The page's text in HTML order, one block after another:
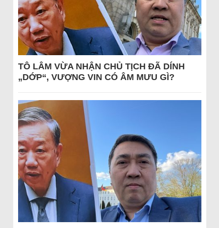
TÔ LÂM VỪA NHẬN CHỦ TỊCH ĐÃ DÍNH
„DỚP“, VƯỢNG VIN CÓ ÂM MƯU GÌ?